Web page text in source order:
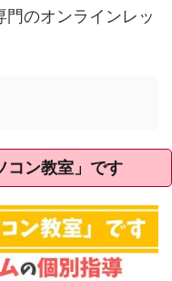
のオンラインレッ
コン教室」です